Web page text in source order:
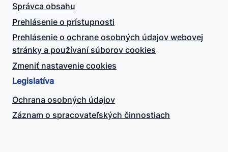
Správca obsahu
Prehlásenie o prístupnosti
Prehlásenie o ochrane osobných údajov webovej
stránky a používaní súborov cookies
Zmeniť nastavenie cookies
Legislatíva
Ochrana osobných údajov
Záznam o spracovateľských činnostiach